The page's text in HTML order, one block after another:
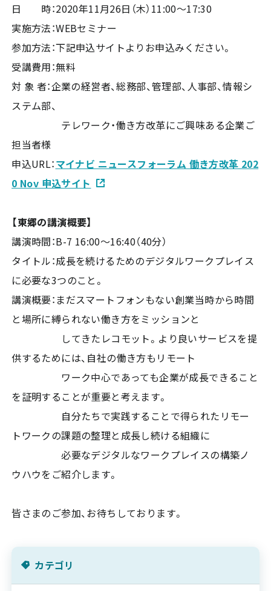
日 時：2020年11月26日（木）11:00～17:30
実施方法：WEBセミナー
参加方法：下記申込サイトよりお申込みください。
受講費用：無料
対 象 者：企業の経営者、総務部、管理部、人事部、情報シ
ステム部、
テレワーク・働き方改革にご興味ある企業ご
担当者様
申込URL：マイナビ ニュースフォーラム 働き方改革 202
0 Nov 申込サイト
【東郷の講演概要】
講演時間：B-7 16:00～16:40（40分）
タイトル：成長を続けるためのデジタルワークプレイス
に必要な3つのこと。
講演概要：まだスマートフォンもない創業当時から時間
と場所に縛られない働き方をミッションと
してきたレコモット。より良いサービスを提
供するためには、自社の働き方もリモート
ワーク中心であっても企業が成長できること
を証明することが重要と考えます。
自分たちで実践することで得られたリモー
トワークの課題の整理と成長し続ける組織に
必要なデジタルなワークプレイスの構築ノ
ウハウをご紹介します。
皆さまのご参加、お待ちしております。
カテゴリ